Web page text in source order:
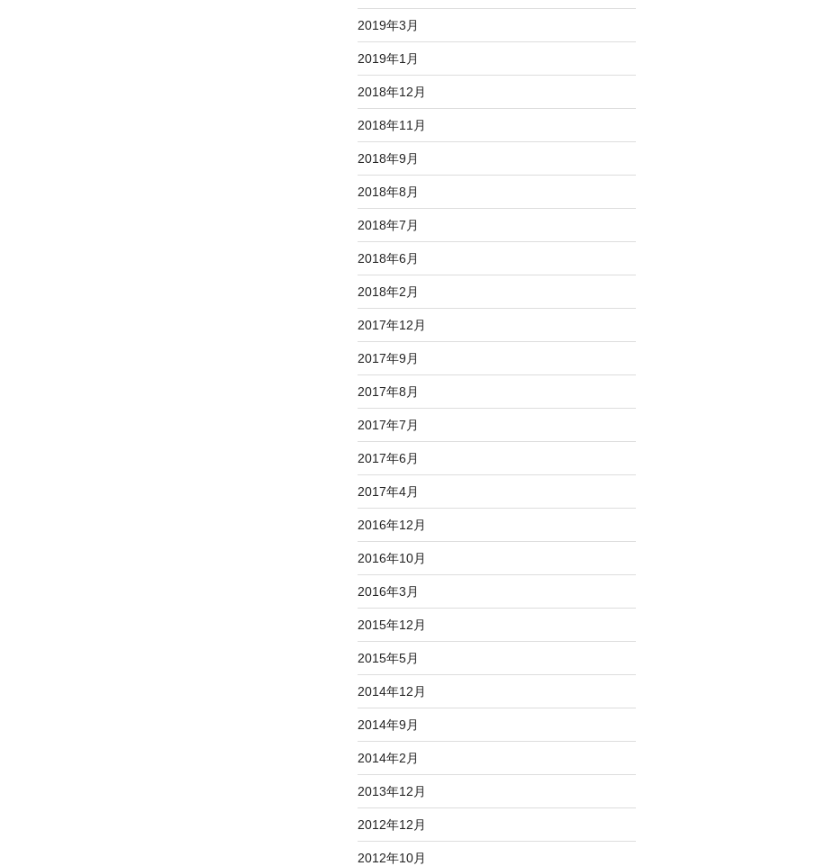
2019年3月
2019年1月
2018年12月
2018年11月
2018年9月
2018年8月
2018年7月
2018年6月
2018年2月
2017年12月
2017年9月
2017年8月
2017年7月
2017年6月
2017年4月
2016年12月
2016年10月
2016年3月
2015年12月
2015年5月
2014年12月
2014年9月
2014年2月
2013年12月
2012年12月
2012年10月